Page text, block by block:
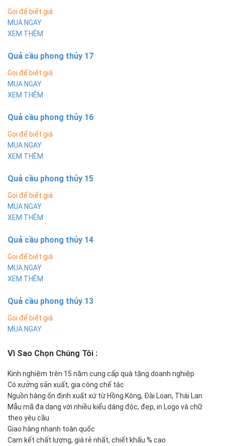
Gọi để biết giá
MUA NGAY
XEM THÊM
Quả cầu phong thủy 17
Gọi để biết giá
MUA NGAY
XEM THÊM
Quả cầu phong thủy 16
Gọi để biết giá
MUA NGAY
XEM THÊM
Quả cầu phong thủy 15
Gọi để biết giá
MUA NGAY
XEM THÊM
Quả cầu phong thủy 14
Gọi để biết giá
MUA NGAY
XEM THÊM
Quả cầu phong thủy 13
Gọi để biết giá
MUA NGAY
Vì Sao Chọn Chúng Tôi :
Kinh nghiệm trên 15 năm cung cấp quà tặng doanh nghiệp
Có xưởng sản xuất, gia công chế tác
Nguồn hàng ổn định xuất xứ từ Hồng Kông, Đài Loan, Thái Lan
Mẫu mã đa dạng với nhiều kiểu dáng độc, đẹp, in Logo và chữ
theo yêu cầu
Giao hàng nhanh toàn quốc
Cam kết chất lượng, giá rẻ nhất, chiết khấu % cao